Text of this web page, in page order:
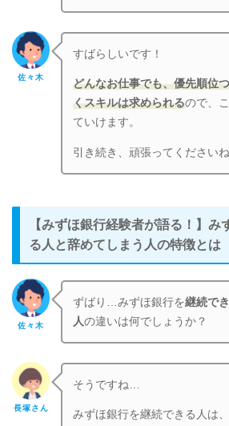
佐々木
すばらしいです！
どんなお仕事でも、優先順位
くスキルは求められるので、
ていけます。
引き続き、頑張ってくださいね
【みずほ銀行経験者が語る！】み
る人と辞めてしまう人の特徴とは
佐々木
ずばり…みずほ銀行を継続で
人の違いは何でしょうか？
長塚さん
そうですね…
みずほ銀行を継続できる人は